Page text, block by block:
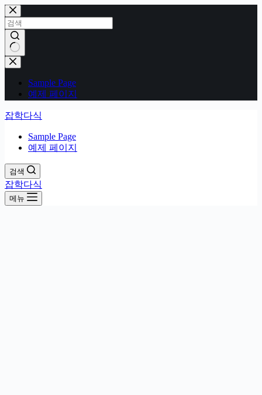
본
문
으
로
건
너
결
Sample Page
예제 페이지
잡학다식
Sample Page
예제 페이지
검색
잡학다식
메뉴